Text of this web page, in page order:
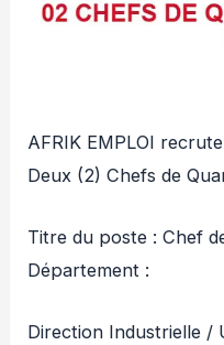
AFRIK EMPLOI
Deux (2) Chefs de
Titre du poste : Chef
Département :
Direction Industrielle /